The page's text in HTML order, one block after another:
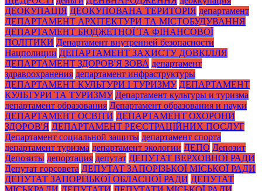
ДЕОКУПАЦІЯ ДЕОКУПОВАНА ТЕРИТОРІЯ департамент
ДЕПАРТАМЕНТ АРХІТЕКТУРИ ТА МІСТОБУДУВАННЯ
ДЕПАРТАМЕНТ БЮДЖЕТНОЇ ТА ФІНАНСОВОЇ
ПОЛІТИКИ Департамент внутренней безопасности
Нацполиции ДЕПАРТАМЕНТ ЗАХИСТУ ДОВКІЛЛЯ
ДЕПАРТАМЕНТ ЗДОРОВ'Я ЗОВА департамент
здравоохранения департамент инфраструктуры
ДЕПАРТАМЕНТ КУЛЬТУРИ І ТУРИЗМУ ДЕПАРТАМЕНТ
КУЛЬТУРИ ТА ТУРИЗМУ Департамент культуры и туризма
департамент образования Департамент образования и науки
ДЕПАРТАМЕНТ ОСВІТИ ДЕПАРТАМЕНТ ОХОРОНИ
ЗДОРОВ'Я ДЕПАРТАМЕНТ РЕЄСТРАЦІЙНИХ ПОСЛУГ
Департамент социальной защиты департамент спорта
департамент туризма департамент экологии ДЕПО Депозит
Депозиты депортация депутат ДЕПУТАТ ВЕРХОВНОЇ РАДИ
Депутат горсовета ДЕПУТАТ ЗАПОРІЗЬКОЇ МІСЬКОЇ РАДИ
ДЕПУТАТ ЗАПОРІЗЬКОЇ ОБЛАСНОЇ РАДИ ДЕПУТАТ